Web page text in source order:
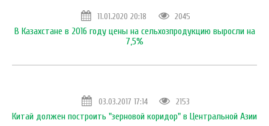
11.01.2020 20:18 2045
В Казахстане в 2016 году цены на сельхозпродукцию выросли на
7,5%
03.03.2017 17:14 2153
Китай должен построить "зерновой коридор" в Центральной Азии